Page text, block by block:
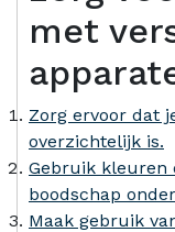
met
Zorg ervoor dat
overzichtelijk is.
Gebruik kleuren
boodschap
Maak gebruik